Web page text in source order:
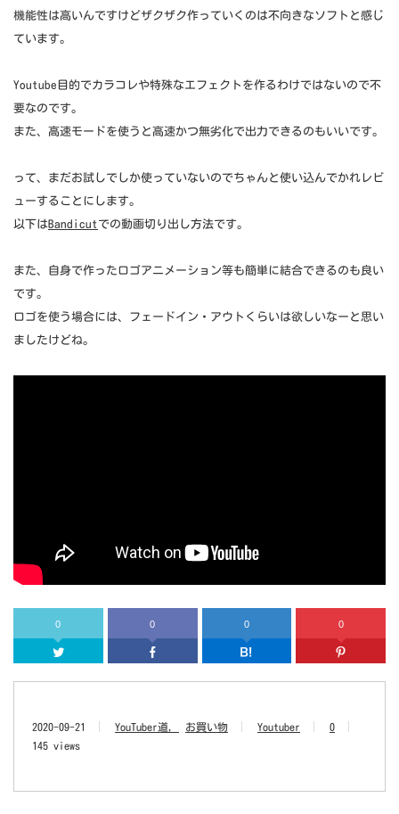
機能性は高いんですけどザクザク作っていくのは不向きなソフトと感じ
ています。
Youtube目的でカラコレや特殊なエフェクトを作るわけではないので不
要なのです。
また、高速モードを使うと高速かつ無劣化で出力できるのもいいです。
って、まだお試しでしか使っていないのでちゃんと使い込んでかれレビ
ューすることにします。
以下はBandicutでの動画切り出し方法です。
また、自身で作ったロゴアニメーション等も簡単に結合できるのも良い
です。
ロゴを使う場合には、フェードイン・アウトくらいは欲しいなーと思い
ましたけどね。
0
Twitter
0
Facebook
0
はてなブッ
0
2020-09-21 YouTuber道 お買い物 Youtuber
0
145 views